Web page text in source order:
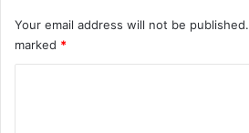
Your email address will not be published.
marked *